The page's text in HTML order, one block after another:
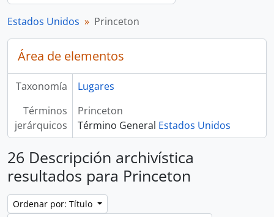
Estados Unidos Princeton
Área de elementos
Taxonomía
Lugares
Términos
jerárquicos
Princeton
Término General Estados Unidos
26 Descripción archivística
resultados para Princeton
Ordenar por: Título